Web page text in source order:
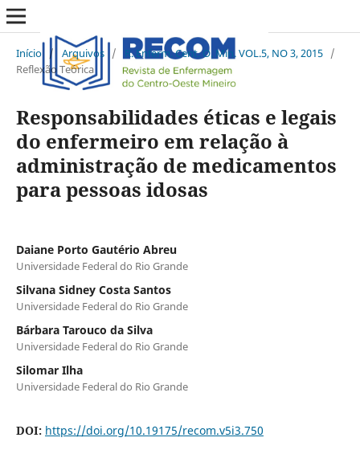
Início / Arquivos / R. Enferm. Cent. O. Min. VOL.5, NO 3, 2015 /
Reflexão Teórica
Responsabilidades éticas e legais
do enfermeiro em relação à
administração de medicamentos
para pessoas idosas
Daiane Porto Gautério Abreu
Universidade Federal do Rio Grande
Silvana Sidney Costa Santos
Universidade Federal do Rio Grande
Bárbara Tarouco da Silva
Universidade Federal do Rio Grande
Silomar Ilha
Universidade Federal do Rio Grande
DOI: https://doi.org/10.19175/recom.v5i3.750